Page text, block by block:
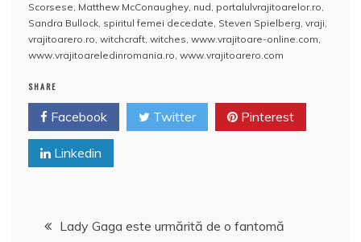
o
o
k
p
p
a
z
ă
Scorsese Matthew McConaughey nud portalulvrajitoarelor.ro
Sandra Bullock spiritul femei decedate Steven Spielberg vraji
vrajitoarero.ro witchcraft witches www.vrajitoare-online.com
www.vrajitoareledinromania.ro www.vrajitoarero.com
SHARE
Facebook Twitter Pinterest
Linkedin
Navigare
Lady Gaga este urmărită de o fantomă